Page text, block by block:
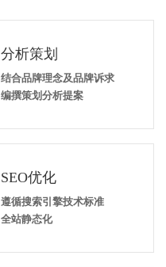
分析策划
结合品牌理念及品牌诉求
编撰策划分析提案
SEO优化
遵循搜索引擎技术标准
全站静态化